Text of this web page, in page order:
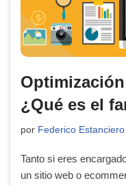
¿Qué es el
por Federico Estanciero
Tanto si eres
un sitio web o